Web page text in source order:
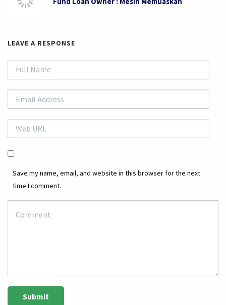
LEAVE A RESPONSE
Save my name, email, and website in this browser for the next
time I comment.